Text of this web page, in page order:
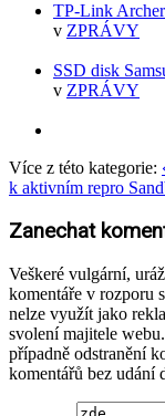
TP-Link
v ZPRÁVY
SSD disk
v ZPRÁVY
Více z této kategorie:
k aktivním repro
Zanechat
Veškeré vulgární,
komentáře v rozporu
nelze využít jako
svolení majitele
případně odstranění
komentářů bez udání